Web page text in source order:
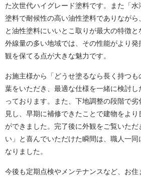
た次世代ハイグレード塗料です。また「
塗料で耐候性の高い油性塗料でありなが
と油性塗料にいいとこ取りが最大の特徴
外線量の多い地域では、その性能がより
観を保てる点が大きな魅力です。
お施主様から「どうせ塗るなら長く持つ
葉をいただき、最適な仕様を一緒に検討
っております。また、下地調整の段階で
見し、早期に補修できたことで建物をよ
ができました。完了後に外観をご覧いただ
い」と喜んでいただけた瞬間は、職人一同
なりました。
今後も定期点検やメンテナンスなど、お